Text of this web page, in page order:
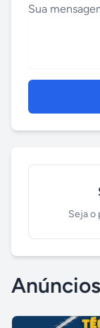
Seja o